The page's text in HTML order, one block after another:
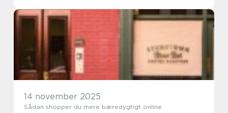
påvirker din ...
14 november 2025
Sådan shopper du mere bæredygtigt online